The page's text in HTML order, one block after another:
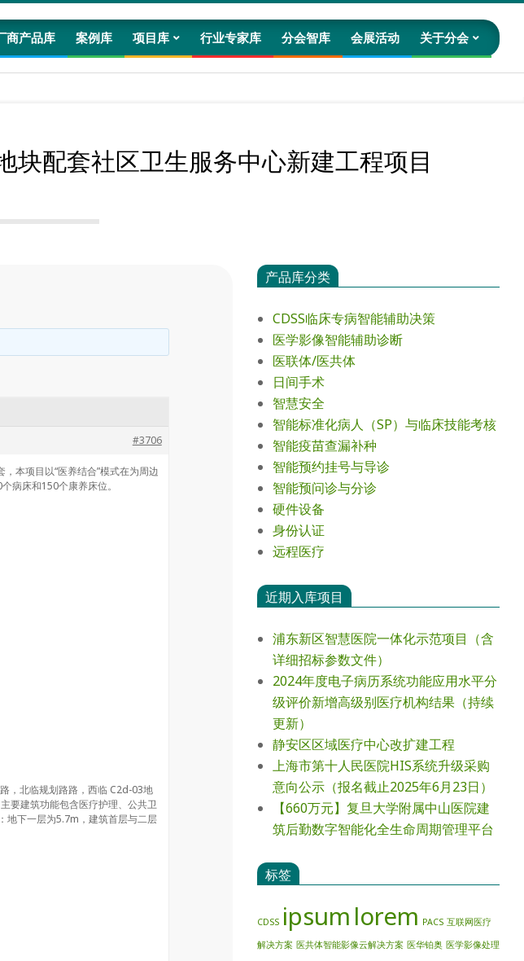
商产品库 案例库 项目库 行业专家库 分会智库 会展活动 关于分会
块配套社区卫生服务中心新建工程项目
#3706
本项目以“医养结合”模式在为周边
病床和150个康养床位。
，北临规划路路，西临 C2d-03地
要建筑功能包含医疗护理、公共卫
地下一层为5.7m，建筑首层与二层
产品库分类
CDSS临床专病智能辅助决策
医学影像智能辅助诊断
医联体/医共体
日间手术
智慧安全
智能标准化病人（SP）与临床技能考核
智能疫苗查漏补种
智能预约挂号与导诊
智能预问诊与分诊
硬件设备
身份认证
远程医疗
近期入库项目
浦东新区智慧医院一体化示范项目（含
详细招标参数文件）
2024年度电⼦病历系统功能应⽤⽔平分
级评价新增⾼级别医疗机构结果（持续
更新）
静安区区域医疗中心改扩建工程
上海市第十人民医院HIS系统升级采购
意向公示（报名截止2025年6月23日）
【660万元】复旦大学附属中山医院建
筑后勤数字智能化全生命周期管理平台
标签
CDSS ipsum lorem PACS 互联网医疗
解决方案 医共体智能影像云解决方案 医华铂奥 医学影像处理